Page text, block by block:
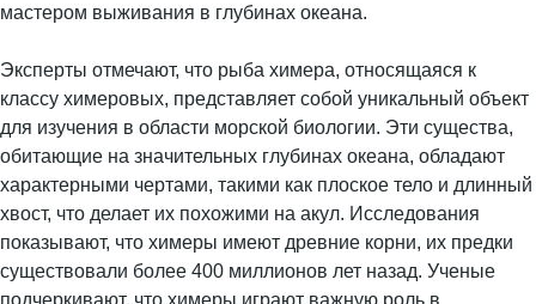
мастером выживания в глубинах океана.
Эксперты отмечают, что рыба химера, относящаяся к
классу химеровых, представляет собой уникальный объект
для изучения в области морской биологии. Эти существа,
обитающие на значительных глубинах океана, обладают
характерными чертами, такими как плоское тело и длинный
хвост, что делает их похожими на акул. Исследования
показывают, что химеры имеют древние корни, их предки
существовали более 400 миллионов лет назад. Ученые
подчеркивают, что химеры играют важную роль в